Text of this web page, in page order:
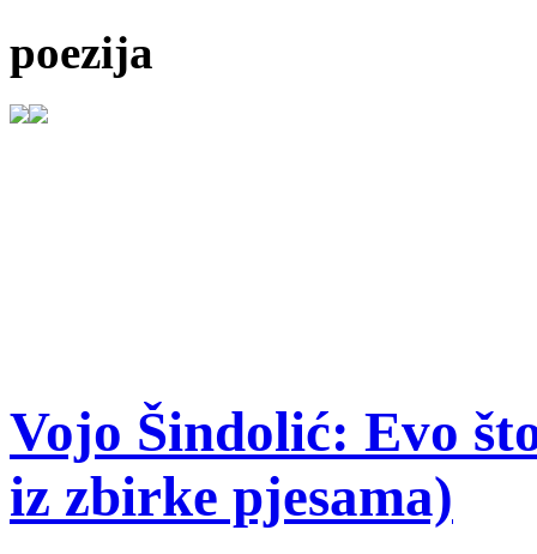
poezija
Vojo Šindolić: Evo
iz zbirke pjesama)